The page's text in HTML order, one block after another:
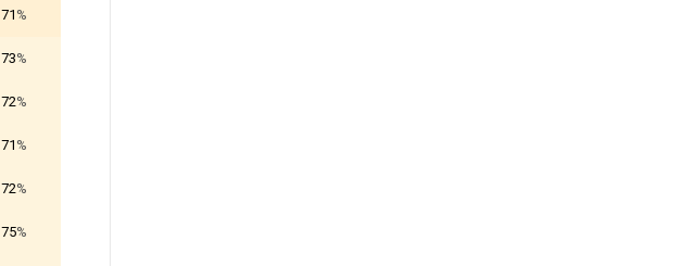
71 %
73%
72%
71 %
72%
75%